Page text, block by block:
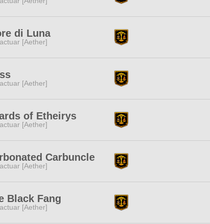
di Luna
[Aether]
[Aether]
of Etheirys
[Aether]
Carbuncle
[Aether]
Black Fang
[Aether]